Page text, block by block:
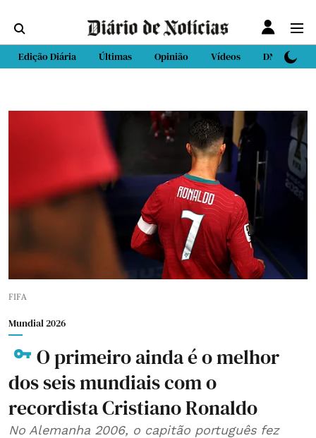
Edição Diária Últimas Opinião Vídeos DN Sport
FIFA
Mundial 2026
O primeiro ainda é o melhor
dos seis mundiais com o
recordista Cristiano Ronaldo
No Alemanha 2006, o capitão português fez